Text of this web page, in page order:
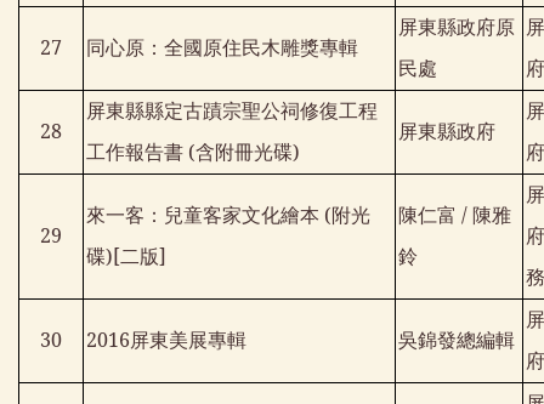
27 同心原：全國原住民木雕獎專輯
屏東縣政府原
民處
府
28
屏東縣縣定古蹟宗聖公祠修復工程
工作報告書(含附冊光碟)
屏東縣政府
府
29
來一客：兒童客家文化繪本 (附光
碟)[二版]
陳仁富 /陳雅
鈴
30 2016屏東美展專輯 吳錦發總編輯
府